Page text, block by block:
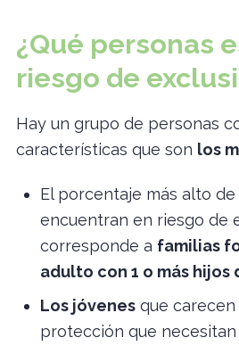
¿Qué personas
riesgo de
Hay un grupo de personas
características que son los
El porcentaje más alto
encuentran en riesgo de
corresponde a familias
adulto con 1 o más
Los jóvenes que
protección que necesitan